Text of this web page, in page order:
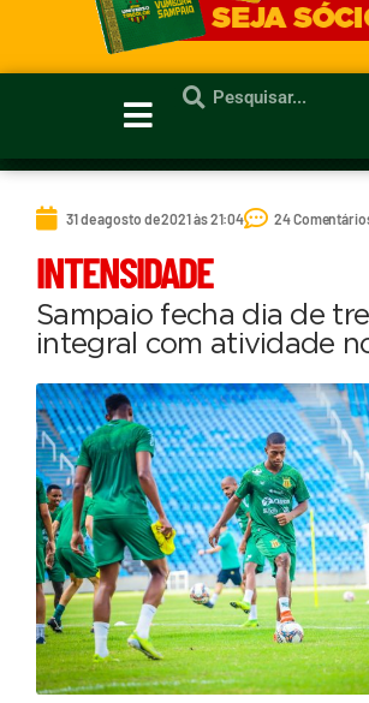
31 de agosto de 2021 às 21:04 24
INTENSIDADE
Sampaio fecha dia de
integral com atividade